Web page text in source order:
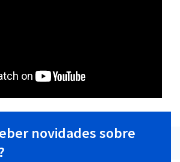
novidades sobre